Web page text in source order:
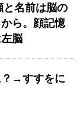
名前は脳の
ら。顔記憶
脳
？→すすをに